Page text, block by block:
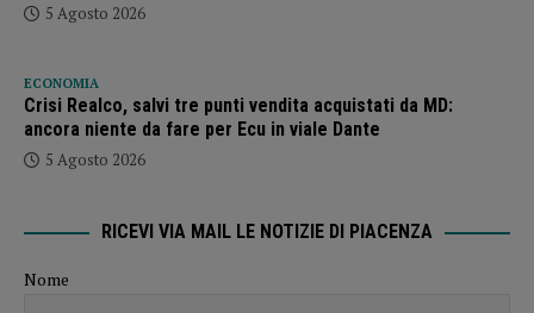
5 Agosto 2026
ECONOMIA
Crisi Realco, salvi tre punti vendita acquistati da MD:
ancora niente da fare per Ecu in viale Dante
5 Agosto 2026
RICEVI VIA MAIL LE NOTIZIE DI PIACENZA
Nome